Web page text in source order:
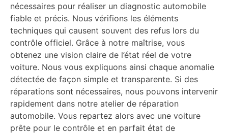
nécessaires pour réaliser un diagnostic automobile
fiable et précis. Nous vérifions les éléments
techniques qui causent souvent des refus lors du
contrôle officiel. Grâce à notre maîtrise, vous
obtenez une vision claire de l’état réel de votre
voiture. Nous vous expliquons ainsi chaque anomalie
détectée de façon simple et transparente. Si des
réparations sont nécessaires, nous pouvons intervenir
rapidement dans notre atelier de réparation
automobile. Vous repartez alors avec une voiture
prête pour le contrôle et en parfait état de